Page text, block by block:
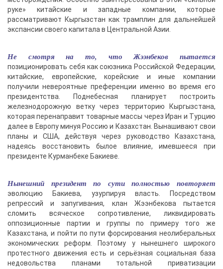
руке» китайские и западные компании, которые
рассматривают Кыргызстан как трамплин для дальнейшей
экспансии своего капитала в Центральной Азии.
Не смотря на то, что Жээнбеков пытается
позиционировать себя как союзника Российской Федерации,
китайские, европейские, корейские и иные компании
получили невероятные преференции именно во время его
президентства. Поднебесная планирует построить
железнодорожную ветку через территорию Кыргызстана,
которая перенаправит товарные массы через Иран и Турцию
далее в Европу минуя Россию и Казахстан. Вынашивают свои
планы и США, действуя через руководство Казахстана,
надеясь восстановить былое влияние, имевшееся при
президенте Курманбеке Бакиеве.
Нынешний президент по сути полностью повторяет
эволюцию Бакиева, узурпируя власть. Посредством
репрессий и запугивания, клан Жээнбекова пытается
сломить всяческое сопротивление, ликвидировать
оппозиционные партии и группы по примеру того же
Казахстана, и пойти по пути форсирования неолиберальных
экономических реформ. Поэтому у нынешнего широкого
протестного движения есть и серьёзная социальная база
недовольства планами тотальной приватизации